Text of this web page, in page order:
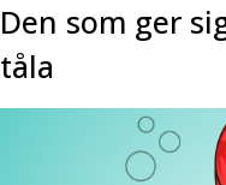
Den som ger
tåla